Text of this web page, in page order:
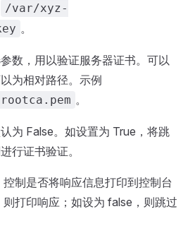
/var/xyz-
。
数，用以验证服务器证书。可以
为相对路径。示例
。
认为 False。如设置为 True，将跳
行证书验证。
控制是否将响应信息打印到控制台
打印响应；如设为 false，则跳过